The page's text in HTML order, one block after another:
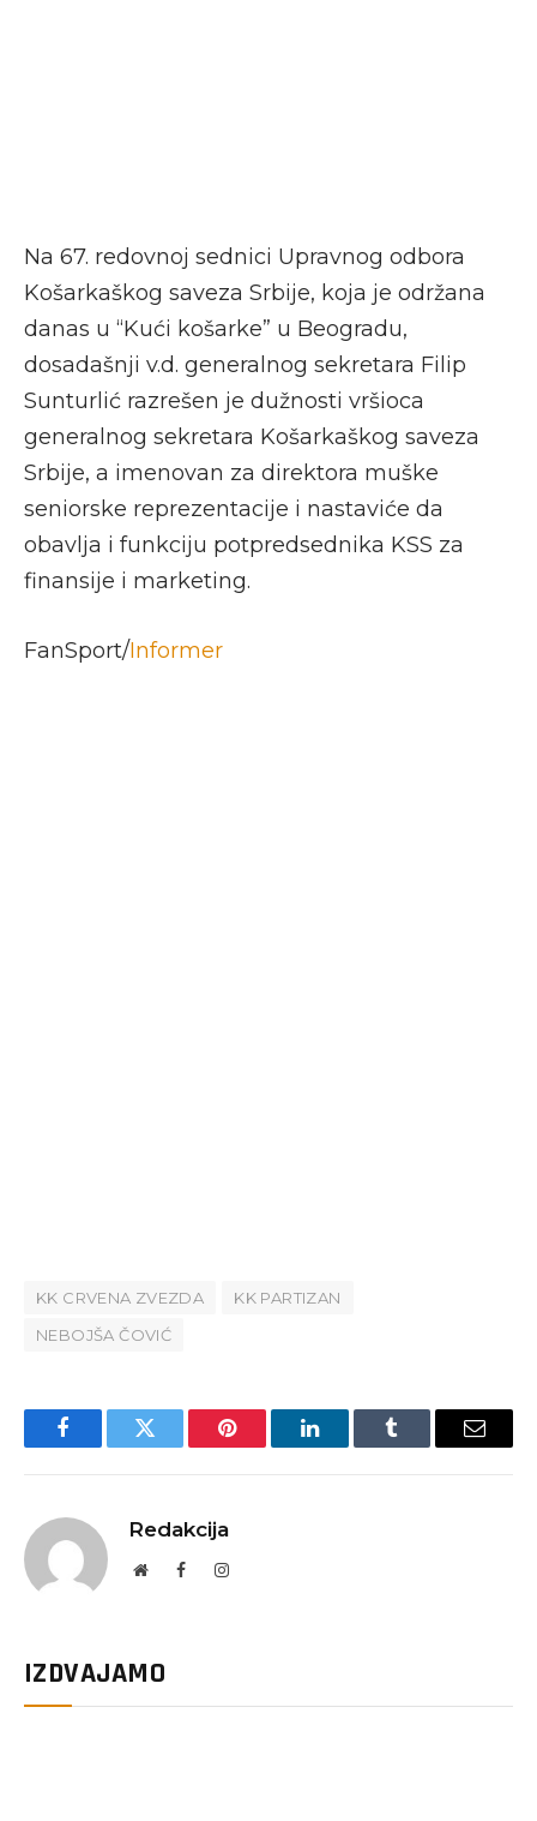
Na 67. redovnoj sednici Upravnog odbora
Košarkaškog saveza Srbije, koja je održana
danas u “Kući košarke” u Beogradu,
dosadašnji v.d. generalnog sekretara Filip
Sunturlić razrešen je dužnosti vršioca
generalnog sekretara Košarkaškog saveza
Srbije, a imenovan za direktora muške
seniorske reprezentacije i nastaviće da
obavlja i funkciju potpredsednika KSS za
finansije i marketing.
FanSport/Informer
KK CRVENA ZVEZDA
KK PARTIZAN
NEBOJŠA ČOVIĆ
FacebookTwitter Pinterest LinkedInTumblr Email
Redakcija
WebsiteFacebookInstagram
IZDVAJAMO